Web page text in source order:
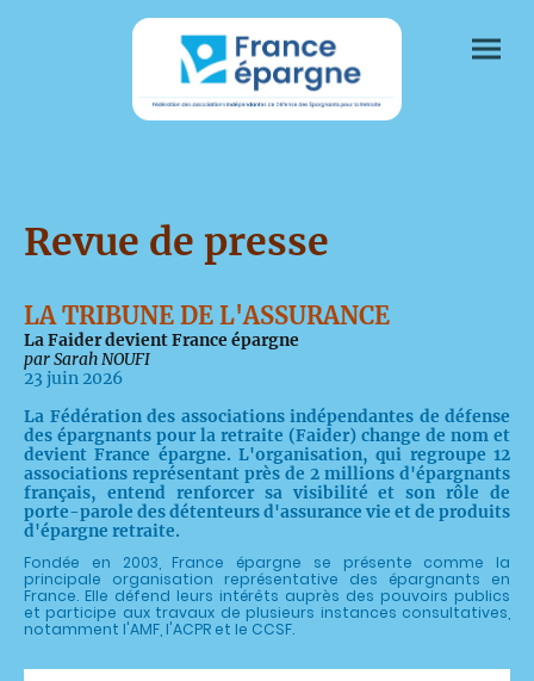
Revue de presse
LA TRIBUNE DE L'ASSURANCE
La Faider devient France épargne
par Sarah NOUFI
23 juin 2026
La Fédération des associations indépendantes de défense
des épargnants pour la retraite (Faider) change de nom et
devient France épargne. L'organisation, qui regroupe 12
associations représentant près de 2 millions d'épargnants
français, entend renforcer sa visibilité et son rôle de
porte-parole des détenteurs d'assurance vie et de produits
d'épargne retraite.
Fondée en 2003, France épargne se présente comme la
principale organisation représentative des épargnants en
France. Elle défend leurs intérêts auprès des pouvoirs publics
et participe aux travaux de plusieurs instances consultatives,
notamment l'AMF, l'ACPR et le CCSF.